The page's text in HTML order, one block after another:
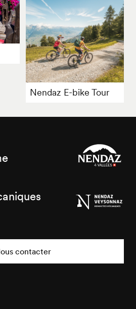
Nendaz E-bike Tour
contacter